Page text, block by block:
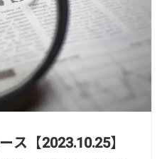
ス【2023.10.25】